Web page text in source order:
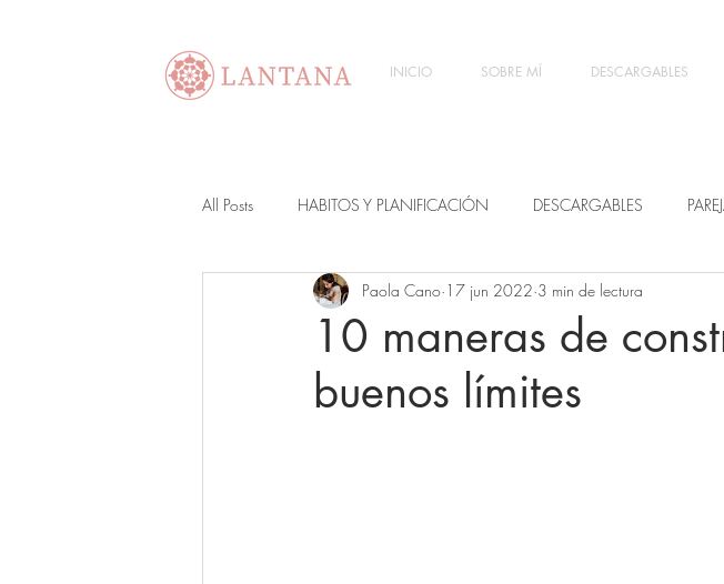
INICIO SOBRE MÍ DESCARGABLES
All Posts HABITOS Y PLANIFICACIÓN DESCARGABLES
10 maneras de
buenos límites
Paola Cano 17 jun 2022 3 min de lectura